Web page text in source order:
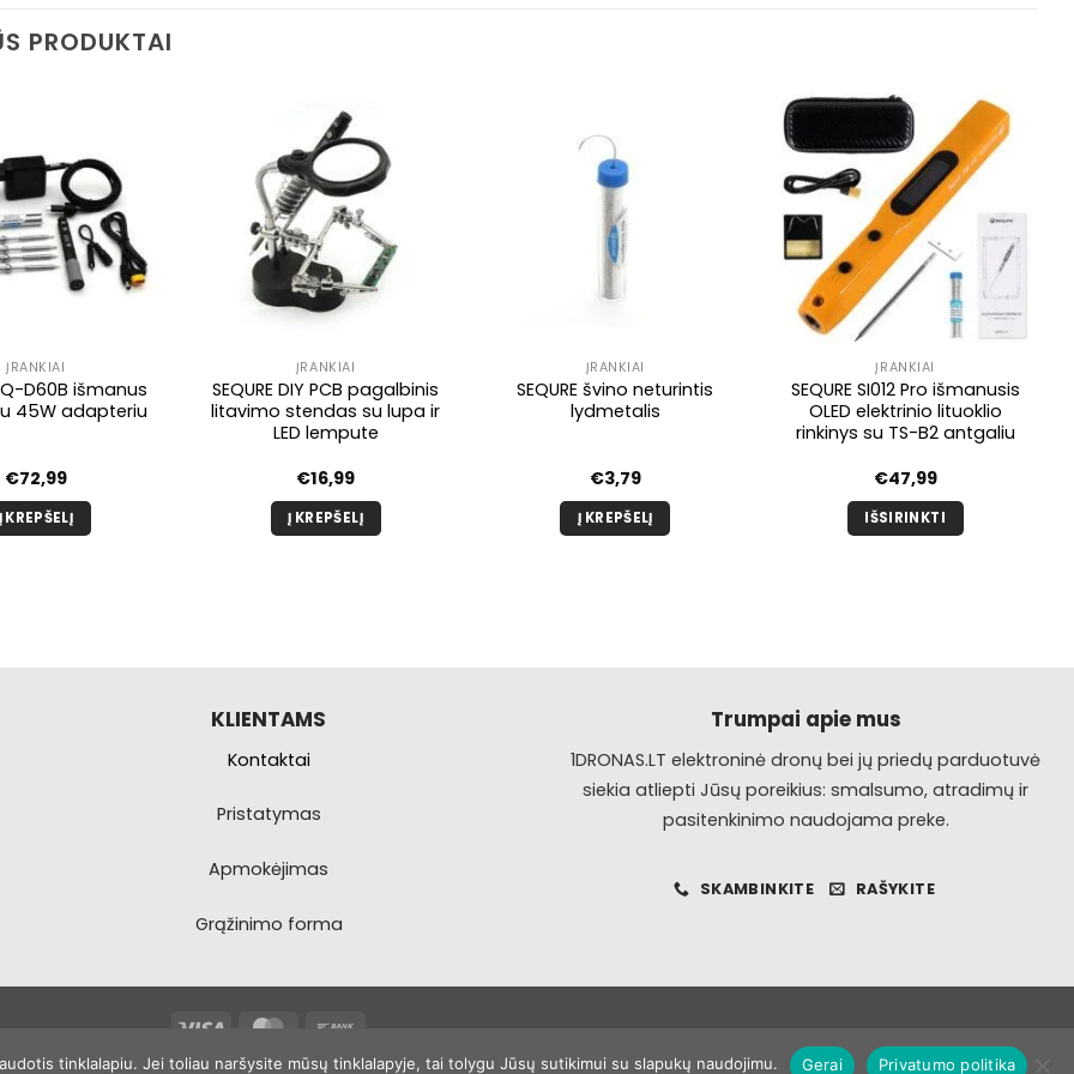
PRODUKTAI
ĮRANKIAI
D60B išmanus
45W adapteriu
€72,99
Į KREPŠELĮ
ĮRANKIAI
SEQURE DIY PCB pagalbinis
litavimo stendas su lupa ir
LED lempute
€16,99
Į KREPŠELĮ
ĮRANKIAI
SEQURE švino neturintis
lydmetalis
€3,79
Į KREPŠELĮ
ĮRANKIAI
SEQURE SI012 Pro išmanusis
OLED elektrinio lituoklio
rinkinys su TS-B2 antgaliu
€47,99
IŠSIRINKTI
produkto
puslapyje.
KLIENTAMS
Kontaktai
Pristatymas
Apmokėjimas
Grąžinimo forma
Trumpai apie mus
1DRONAS.LT elektroninė dronų bei jų priedų parduotuvė
siekia atliepti Jūsų poreikius: smalsumo, atradimų ir
pasitenkinimo naudojama preke.
SKAMBINKITE RAŠYKITE
Visa MasterCard
Transfer
tinklalapiu. Jei toliau naršysite mūsų tinklalapyje, tai tolygu Jūsų sutikimui su slapukų naudojimu. Gerai Privatumo politika